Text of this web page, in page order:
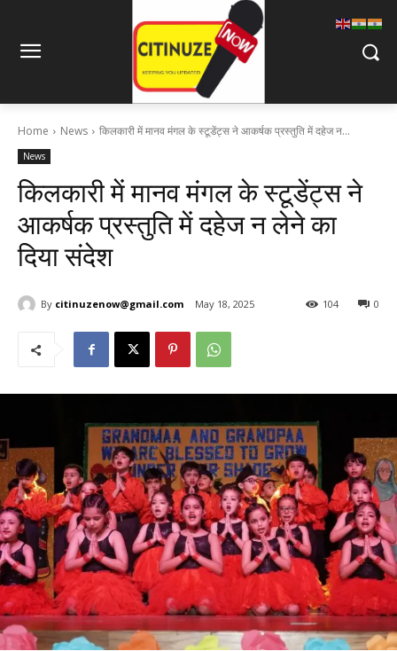
Home News किलकारी में मानव मंगल के स्टूडेंट्स ने आकर्षक प्रस्तुति में दहेज न...
News
किलकारी में मानव मंगल के स्टूडेंट्स ने
आकर्षक प्रस्तुति में दहेज न लेने का
दिया संदेश
By citinuzenow@gmail.com May 18, 2025 0
104